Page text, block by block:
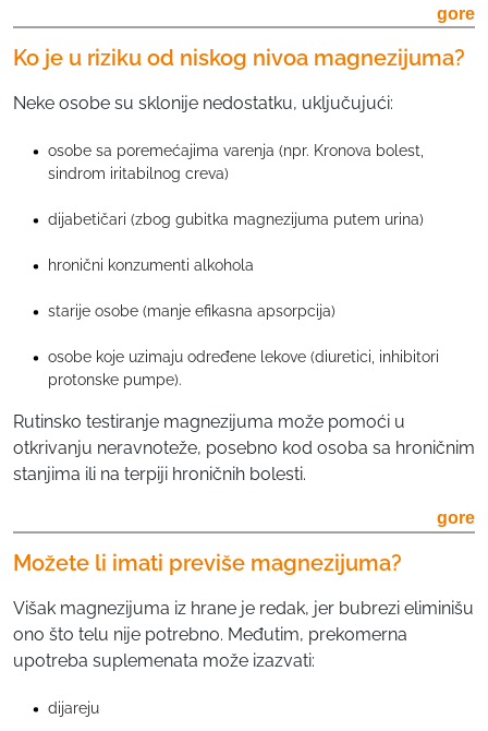
2
4
u
n
л
ч
н
а
gore
Ko je u riziku od niskog nivoa magnezijuma?
Neke osobe su sklonije nedostatku, uključujući:
osobe sa poremećajima varenja (npr. Kronova bolest,
sindrom iritabilnog creva)
dijabetičari (zbog gubitka magnezijuma putem urina)
hronični konzumenti alkohola
starije osobe (manje efikasna apsorpcija)
osobe koje uzimaju određene lekove (diuretici, inhibitori
protonske pumpe).
Rutinsko testiranje magnezijuma može pomoći u
otkrivanju neravnoteže, posebno kod osoba sa hroničnim
stanjima ili na terpiji hroničnih bolesti.
gore
Možete li imati previše magnezijuma?
Višak magnezijuma iz hrane je redak, jer bubrezi eliminišu
ono što telu nije potrebno. Međutim, prekomerna
upotreba suplemenata može izazvati:
dijareju